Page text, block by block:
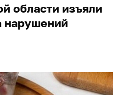
области изъяли
нарушений